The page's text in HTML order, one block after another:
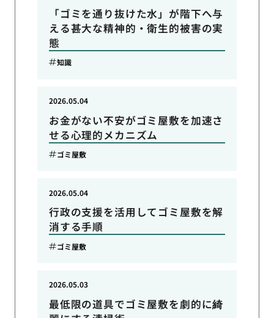
「ゴミを通り抜けた水」が階下へ与
える甚大な精神的・衛生的被害の実
態
知識
お金がない不安がゴミ屋敷を加速さ
せる心理的メカニズム
2026.05.04
ゴミ屋敷
行政の支援を活用してゴミ屋敷を解
消する手順
2026.05.04
ゴミ屋敷
最低限の道具でゴミ屋敷を劇的に綺
2026.05.03